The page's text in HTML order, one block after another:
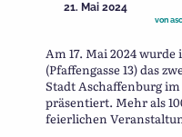
21. Mai 2024
von
Am 17. Mai 2024
(Pfaffengasse 13) das
Stadt Aschaffenburg
präsentiert. Mehr als
feierlichen